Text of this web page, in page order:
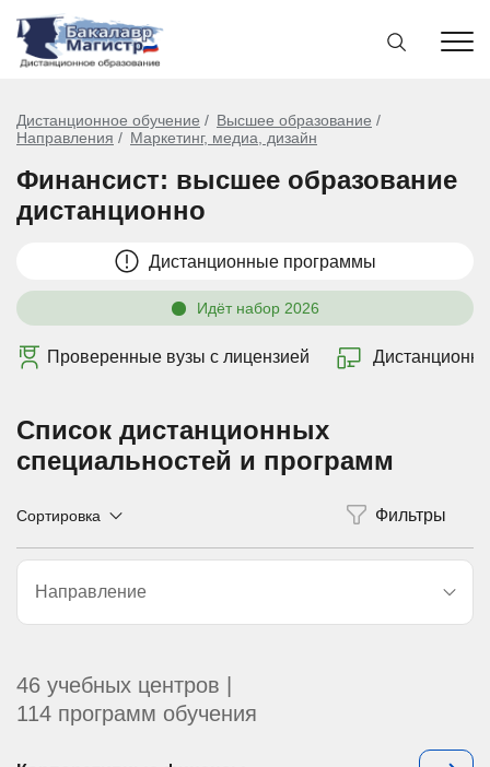
Дистанционное обучение
Высшее образование
Направления
Маркетинг, медиа, дизайн
Финансист: высшее образование
дистанционно
Дистанционные программы
Идёт набор 2026
Проверенные вузы с лицензией Дистанционно
Список дистанционных
специальностей и программ
Направление
Сортировка
46 учебных центров |
114 программ обучения